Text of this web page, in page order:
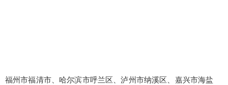
福州市福清市、哈尔滨市呼兰区、泸州市纳溪区、嘉兴市海盐